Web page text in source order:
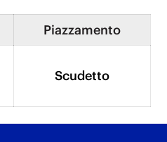
Piazzamento
Scudetto